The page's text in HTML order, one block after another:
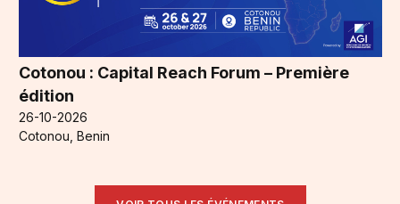
Cotonou : Capital Reach Forum – Première
édition
26-10-2026
Cotonou, Benin